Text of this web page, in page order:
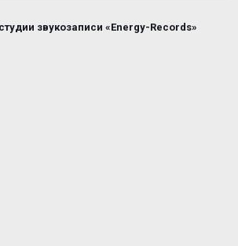
звукозаписи «Energy-Records»